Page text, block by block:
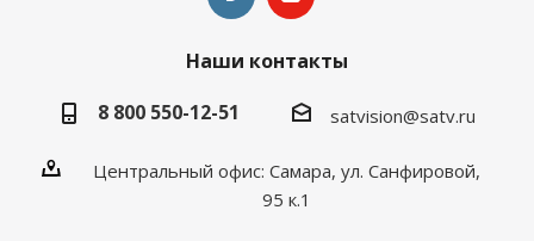
Наши контакты
8 800 550-12-51
satvision@satv.ru
Центральный офис: Самара, ул. Санфировой,
95 к.1